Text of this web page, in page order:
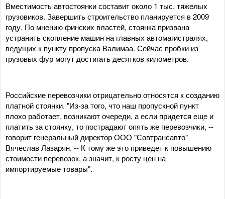
Вместимость автостоянки составит около 1 тыс. тяжелых
грузовиков. Завершить строительство планируется в 2009
году. По мнению финских властей, стоянка призвана
устранить скопление машин на главных автомагистралях,
ведущих к пункту пропуска Валимаа. Сейчас пробки из
грузовых фур могут достигать десятков километров.
Российские перевозчики отрицательно относятся к созданию
платной стоянки. "Из-за того, что наш пропускной пункт
плохо работает, возникают очереди, а если придется еще и
платить за стоянку, то пострадают опять же перевозчики, --
говорит генеральный директор ООО "Совтрансавто"
Вячеслав Лазарян. -- К тому же это приведет к повышению
стоимости перевозок, а значит, к росту цен на
импортируемые товары".